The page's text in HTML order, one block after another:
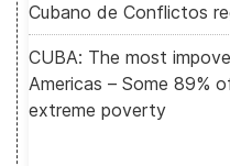
Cubano de Conflictos
CUBA: The most
Americas – Some 89%
extreme poverty